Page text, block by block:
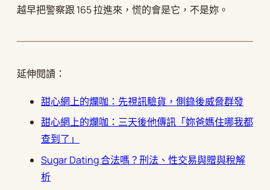
越早把警察跟 165 拉進來，慌的會是它，不是妳。
延伸閱讀：
甜心網上的爛咖：先視訊驗貨，側錄後威脅群發
甜心網上的爛咖：三天後他傳訊「妳爸媽住哪我都
查到了」
Sugar Dating 合法嗎？刑法、性交易與贈與稅解
析